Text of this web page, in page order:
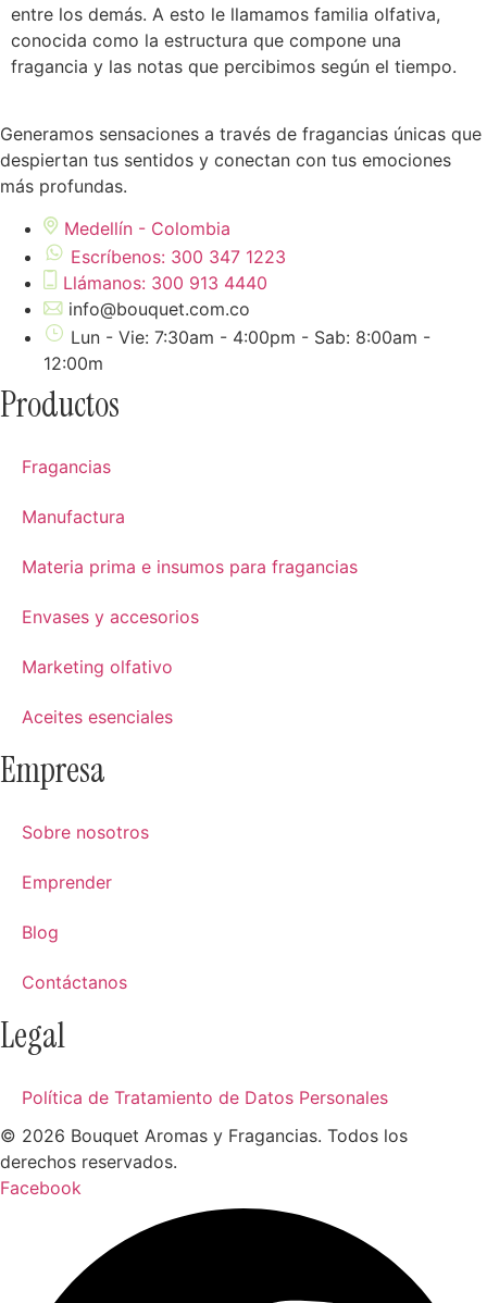
entre los demás. A esto le llamamos familia olfativa,
conocida como la estructura que compone una
fragancia y las notas que percibimos según el tiempo.
Generamos sensaciones a través de fragancias únicas que
despiertan tus sentidos y conectan con tus emociones
más profundas.
Medellín - Colombia
Escríbenos: 300 347 1223
Llámanos: 300 913 4440
info@bouquet.com.co
Lun - Vie: 7:30am - 4:00pm - Sab: 8:00am -
12:00m
Productos
Fragancias
Manufactura
Materia prima e insumos para fragancias
Envases y accesorios
Marketing olfativo
Aceites esenciales
Empresa
Sobre nosotros
Emprender
Blog
Contáctanos
Legal
Política de Tratamiento de Datos Personales
© 2026 Bouquet Aromas y Fragancias. Todos los
derechos reservados.
Facebook